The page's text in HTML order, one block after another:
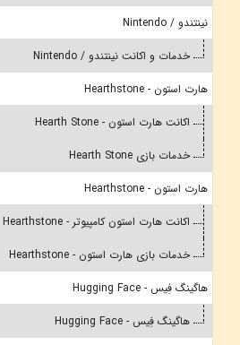
نینتندو / Nintendo
خدمات و اکانت نینتندو / Nintendo
هارت استون - Hearthstone
اکانت هارت استون - Hearth Stone
خدمات بازی Hearth Stone
هارت استون - Hearthstone
اکانت هارت استون کامپیوتر - Hearthstone
خدمات بازی هارت استون - Hearthstone
هاگینگ فِیس - Hugging Face
هاگینگ فِیس - Hugging Face